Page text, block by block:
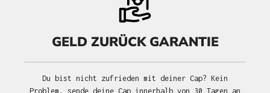
GELD ZURÜCK GARANTIE
Du bist nicht zufrieden mit deiner Cap? Kein
Problem, sende deine Cap innerhalb von 30 Tagen an